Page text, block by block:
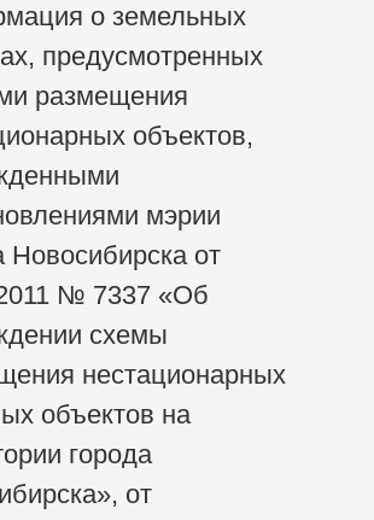
о земельных
предусмотренных
размещения
объектов,
мэрии
Новосибирска от
№ 7337 «Об
схемы
нестационарных
объектов на
города
от